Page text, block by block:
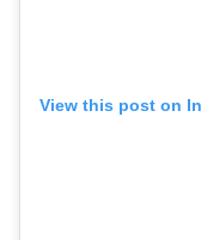
View this post on